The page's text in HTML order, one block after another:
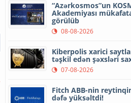
“Azərkosmos”un
Akademiyası
görülüb
08-08-2026
Kiberpolis xarici
təşkil edən şəxsləri
07-08-2026
Fitch ABB-nin
dəfə yüksəltdi!